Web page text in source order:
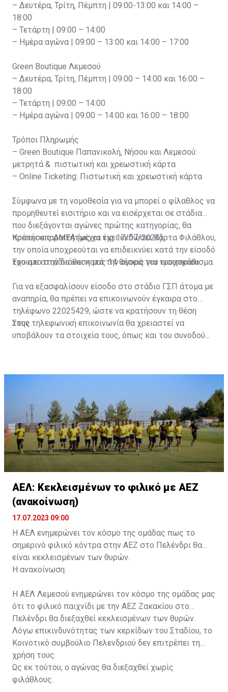
– Δευτέρα, Τρίτη, Πέμπτη | 09:00-13:00 και 14:00 –
18:00
– Τετάρτη | 09:00 – 14:00
– Ημέρα αγώνα | 09:00 – 13:00 και 14:00 – 17:00
Green Boutique Λεμεσού
– Δευτέρα, Τρίτη, Πέμπτη | 09:00 – 14:00 και 16:00 –
18:00
– Τετάρτη | 09:00 – 14:00
– Ημέρα αγώνα | 09:00 – 14:00 και 16:00 – 18:00
Τρόποι Πληρωμής
– Green Boutique Παπανικολή, Νήσου και Λεμεσού:
μετρητά & πιστωτική και χρεωστική κάρτα
– Online Ticketing: Πιστωτική και χρεωστική κάρτα
Σύμφωνα με τη νομοθεσία για να μπορεί ο φίλαθλος να
προμηθευτεί εισιτήριο και να εισέρχεται σε στάδια
που διεξάγονται αγώνες πρώτης κατηγορίας, θα
πρέπει απαραιτήτως να έχει εκδώσει Κάρτα Φιλάθλου,
την οποία υποχρεούται να επιδεικνύει κατά την είσοδό
του στο στάδιο και κατά την αγορά του εισιτηρίου.
Κρατήσεις ΑΜΕΑ (μέχρι τις 17/07/2023)
Έχουμε στην διάθεση μας 14 θέσεις για τροχοκάθισμα.
Για να εξασφαλίσουν είσοδο στο στάδιο ΓΣΠ άτομα με
αναπηρία, θα πρέπει να επικοινωνούν έγκαιρα στο
τηλέφωνο 22025429, ώστε να κρατήσουν τη θέση
τους.
Στην τηλεφωνική επικοινωνία θα χρειαστεί να
υποβάλουν τα στοιχεία τους, όπως και του συνοδού
κάρτα ΑμεΑ και αριθμός κάρτας φιλάθλου του
ΑΕΛ: Κεκλεισμένων το φιλικό με ΑΕΖ
(ανακοίνωση)
17.07.2023 09:00
Η ΑΕΛ ενημερώνει τον κόσμο της ομάδας πως το
σημερινό φιλικό κόντρα στην ΑΕΖ στο Πελένδρι θα
είναι κεκλεισμένων των θυρών.
Η ανακοίνωση:
Η ΑΕΛ Λεμεσού ενημερώνει τον κόσμο της ομάδας μας
ότι το φιλικό παιχνίδι με την ΑΕΖ Ζακακίου στο
Πελένδρι θα διεξαχθεί κεκλεισμένων των θυρών.
Λόγω επικινδυνότητας των κερκίδων του Σταδίου, το
Κοινοτικό συμβούλιο Πελενδριού δεν επιτρέπει τη
χρήση τους.
Ως εκ τούτου, ο αγώνας θα διεξαχθεί χωρίς
φιλάθλους.